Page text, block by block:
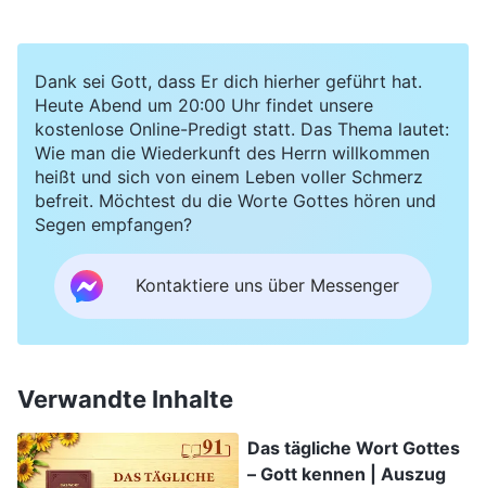
Dank sei Gott, dass Er dich hierher geführt hat.
Heute Abend um 20:00 Uhr findet unsere
kostenlose Online-Predigt statt. Das Thema lautet:
Wie man die Wiederkunft des Herrn willkommen
heißt und sich von einem Leben voller Schmerz
befreit. Möchtest du die Worte Gottes hören und
Segen empfangen?
Kontaktiere uns über Messenger
Verwandte Inhalte
Das tägliche Wort Gottes
– Gott kennen | Auszug